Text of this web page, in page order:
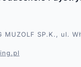
MUZOLF SP.K., ul.